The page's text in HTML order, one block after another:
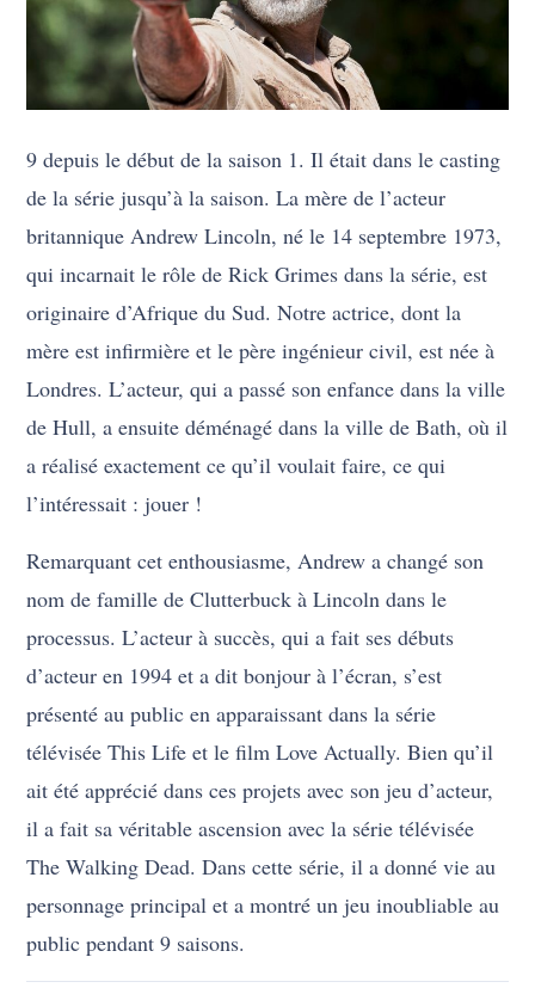
9 depuis le début de la saison 1. Il était dans le casting
de la série jusqu’à la saison. La mère de l’acteur
britannique Andrew Lincoln, né le 14 septembre 1973,
qui incarnait le rôle de Rick Grimes dans la série, est
originaire d’Afrique du Sud. Notre actrice, dont la
mère est infirmière et le père ingénieur civil, est née à
Londres. L’acteur, qui a passé son enfance dans la ville
de Hull, a ensuite déménagé dans la ville de Bath, où il
a réalisé exactement ce qu’il voulait faire, ce qui
l’intéressait : jouer !
Remarquant cet enthousiasme, Andrew a changé son
nom de famille de Clutterbuck à Lincoln dans le
processus. L’acteur à succès, qui a fait ses débuts
d’acteur en 1994 et a dit bonjour à l’écran, s’est
présenté au public en apparaissant dans la série
télévisée This Life et le film Love Actually. Bien qu’il
ait été apprécié dans ces projets avec son jeu d’acteur,
il a fait sa véritable ascension avec la série télévisée
The Walking Dead. Dans cette série, il a donné vie au
personnage principal et a montré un jeu inoubliable au
public pendant 9 saisons.